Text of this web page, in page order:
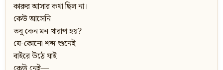
কারুর আসার কথা ছিল না।
কেউ আসেনি
তবু কেন মন খারাপ হয়?
যে-কোনো শব্দ শুনেই
বাইরে উঠে যাই